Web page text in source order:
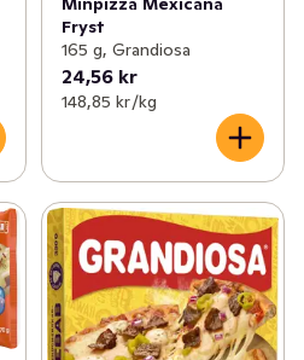
Fryst
165 g, Grandiosa
24,56 kr
148,85 kr /kg